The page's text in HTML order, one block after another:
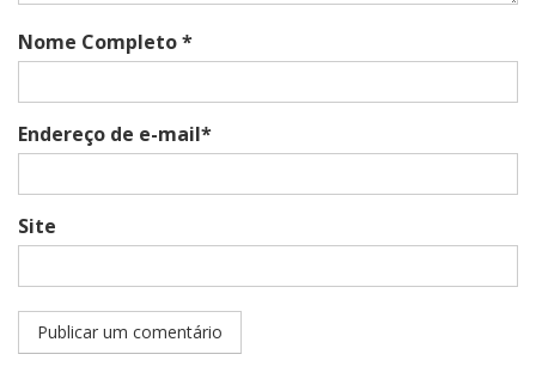
Nome Completo *
Endereço de e-mail*
Site